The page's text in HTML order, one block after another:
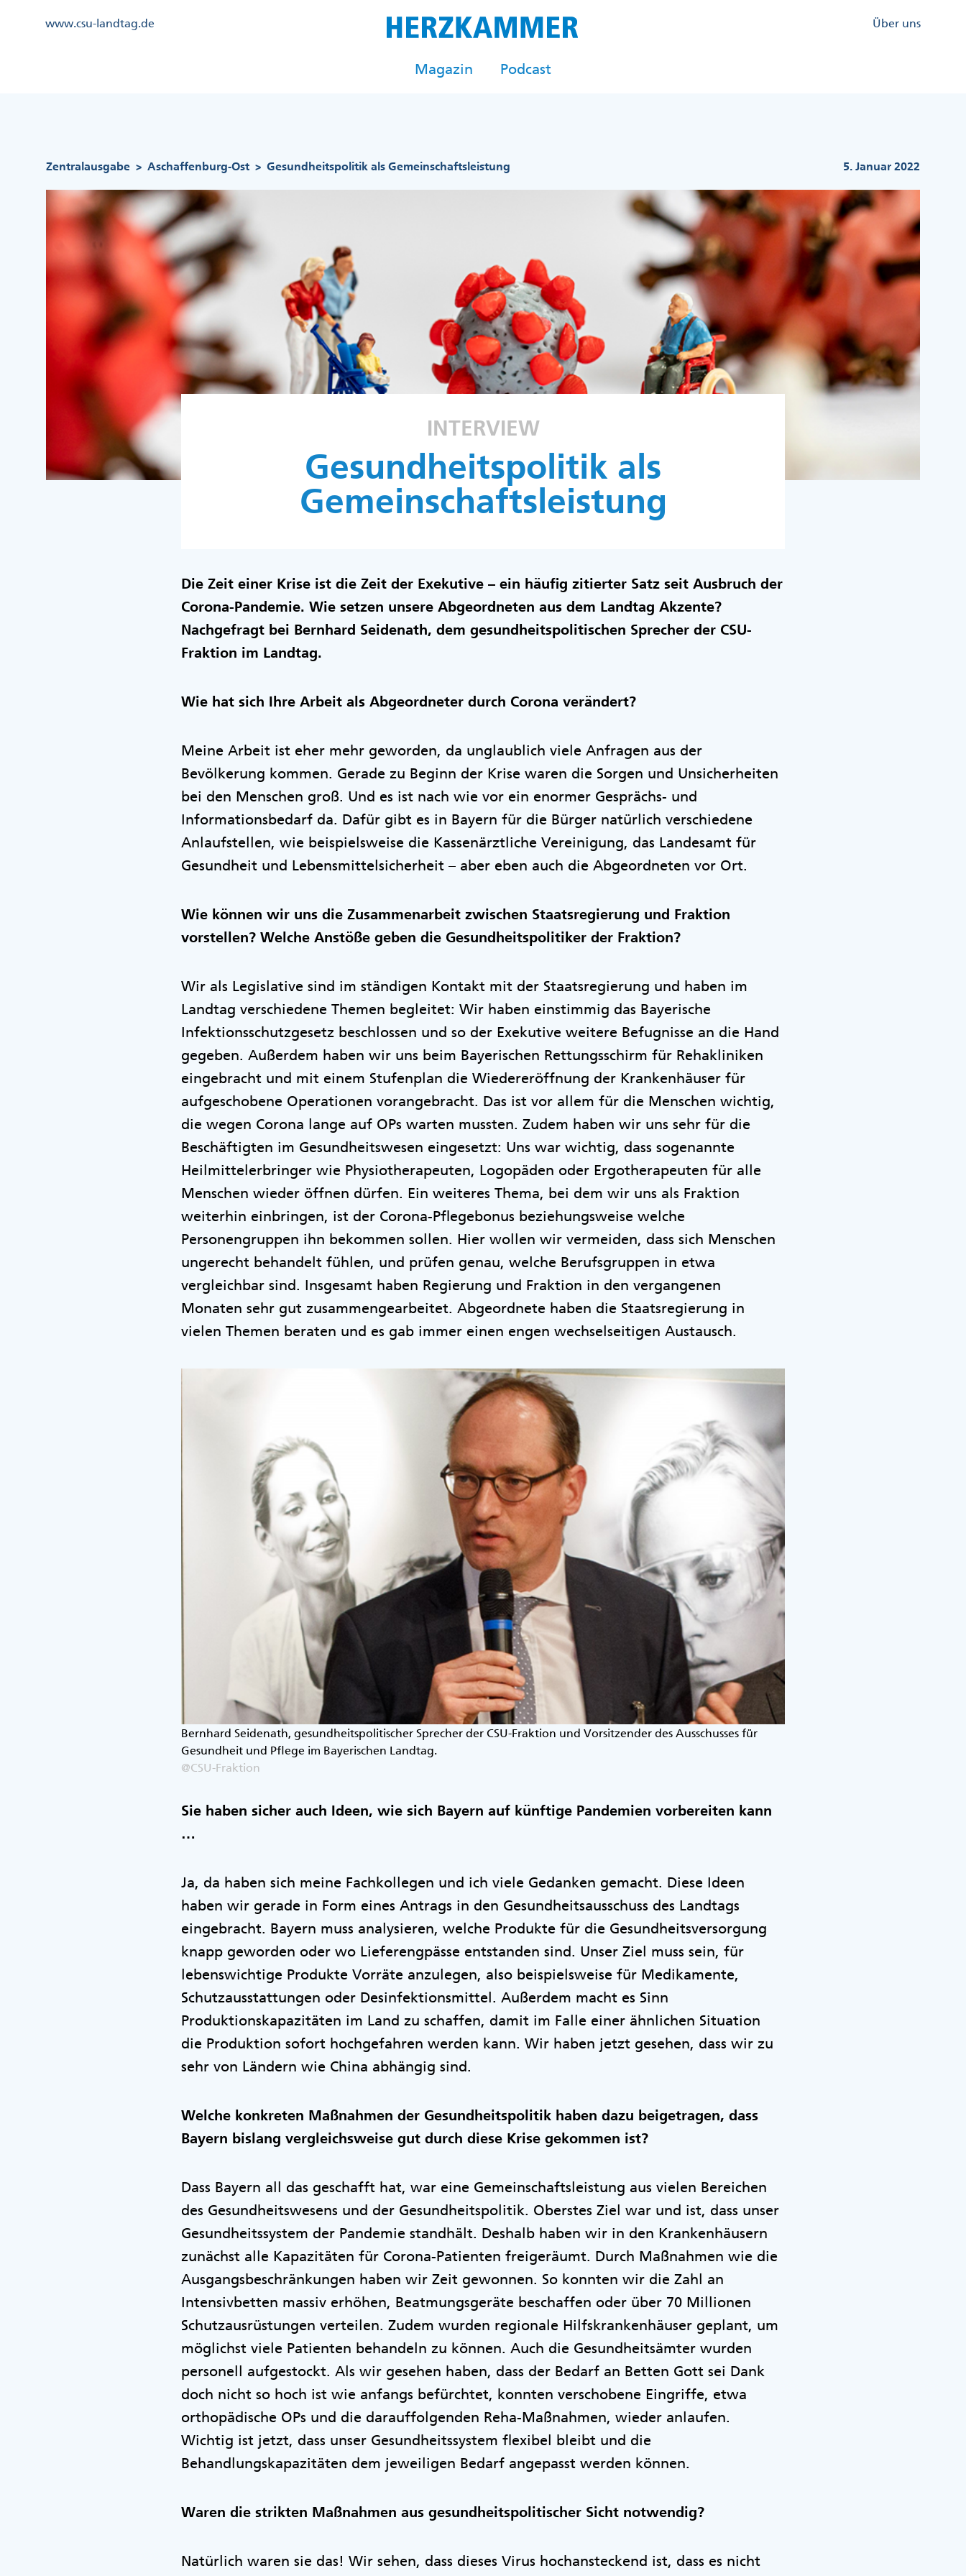
Kopfzeile
www.csu-landtag.de
Kopfzeile
Über uns
Magazin Podcast
Zentralausgabe > Aschaffenburg-Ost > Gesundheitspolitik als Gemeinschaftsleistung 5. Januar 2022
INTERVIEW
Gesundheitspolitik als
Gemeinschaftsleistung
Die Zeit einer Krise ist die Zeit der Exekutive – ein häufig zitierter Satz seit Ausbruch der
Corona-Pandemie. Wie setzen unsere Abgeordneten aus dem Landtag Akzente?
Nachgefragt bei Bernhard Seidenath, dem gesundheitspolitischen Sprecher der CSU-
Fraktion im Landtag.
Wie hat sich Ihre Arbeit als Abgeordneter durch Corona verändert?
Meine Arbeit ist eher mehr geworden, da unglaublich viele Anfragen aus der
Bevölkerung kommen. Gerade zu Beginn der Krise waren die Sorgen und Unsicherheiten
bei den Menschen groß. Und es ist nach wie vor ein enormer Gesprächs- und
Informationsbedarf da. Dafür gibt es in Bayern für die Bürger natürlich verschiedene
Anlaufstellen, wie beispielsweise die Kassenärztliche Vereinigung, das Landesamt für
Gesundheit und Lebensmittelsicherheit – aber eben auch die Abgeordneten vor Ort.
Wie können wir uns die Zusammenarbeit zwischen Staatsregierung und Fraktion
vorstellen? Welche Anstöße geben die Gesundheitspolitiker der Fraktion?
Wir als Legislative sind im ständigen Kontakt mit der Staatsregierung und haben im
Landtag verschiedene Themen begleitet: Wir haben einstimmig das Bayerische
Infektionsschutzgesetz beschlossen und so der Exekutive weitere Befugnisse an die Hand
gegeben. Außerdem haben wir uns beim Bayerischen Rettungsschirm für Rehakliniken
eingebracht und mit einem Stufenplan die Wiedereröffnung der Krankenhäuser für
aufgeschobene Operationen vorangebracht. Das ist vor allem für die Menschen wichtig,
die wegen Corona lange auf OPs warten mussten. Zudem haben wir uns sehr für die
Beschäftigten im Gesundheitswesen eingesetzt: Uns war wichtig, dass sogenannte
Heilmittelerbringer wie Physiotherapeuten, Logopäden oder Ergotherapeuten für alle
Menschen wieder öffnen dürfen. Ein weiteres Thema, bei dem wir uns als Fraktion
weiterhin einbringen, ist der Corona-Pflegebonus beziehungsweise welche
Personengruppen ihn bekommen sollen. Hier wollen wir vermeiden, dass sich Menschen
ungerecht behandelt fühlen, und prüfen genau, welche Berufsgruppen in etwa
vergleichbar sind. Insgesamt haben Regierung und Fraktion in den vergangenen
Monaten sehr gut zusammengearbeitet. Abgeordnete haben die Staatsregierung in
vielen Themen beraten und es gab immer einen engen wechselseitigen Austausch.
Bernhard Seidenath, gesundheitspolitischer Sprecher der CSU-Fraktion und Vorsitzender des Ausschusses für
Gesundheit und Pflege im Bayerischen Landtag.
@CSU-Fraktion
Sie haben sicher auch Ideen, wie sich Bayern auf künftige Pandemien vorbereiten kann
…
Ja, da haben sich meine Fachkollegen und ich viele Gedanken gemacht. Diese Ideen
haben wir gerade in Form eines Antrags in den Gesundheitsausschuss des Landtags
eingebracht. Bayern muss analysieren, welche Produkte für die Gesundheitsversorgung
knapp geworden oder wo Lieferengpässe entstanden sind. Unser Ziel muss sein, für
lebenswichtige Produkte Vorräte anzulegen, also beispielsweise für Medikamente,
Schutzausstattungen oder Desinfektionsmittel. Außerdem macht es Sinn
Produktionskapazitäten im Land zu schaffen, damit im Falle einer ähnlichen Situation
die Produktion sofort hochgefahren werden kann. Wir haben jetzt gesehen, dass wir zu
sehr von Ländern wie China abhängig sind.
Welche konkreten Maßnahmen der Gesundheitspolitik haben dazu beigetragen, dass
Bayern bislang vergleichsweise gut durch diese Krise gekommen ist?
Dass Bayern all das geschafft hat, war eine Gemeinschaftsleistung aus vielen Bereichen
des Gesundheitswesens und der Gesundheitspolitik. Oberstes Ziel war und ist, dass unser
Gesundheitssystem der Pandemie standhält. Deshalb haben wir in den Krankenhäusern
zunächst alle Kapazitäten für Corona-Patienten freigeräumt. Durch Maßnahmen wie die
Ausgangsbeschränkungen haben wir Zeit gewonnen. So konnten wir die Zahl an
Intensivbetten massiv erhöhen, Beatmungsgeräte beschaffen oder über 70 Millionen
Schutzausrüstungen verteilen. Zudem wurden regionale Hilfskrankenhäuser geplant, um
möglichst viele Patienten behandeln zu können. Auch die Gesundheitsämter wurden
personell aufgestockt. Als wir gesehen haben, dass der Bedarf an Betten Gott sei Dank
doch nicht so hoch ist wie anfangs befürchtet, konnten verschobene Eingriffe, etwa
orthopädische OPs und die darauffolgenden Reha-Maßnahmen, wieder anlaufen.
Wichtig ist jetzt, dass unser Gesundheitssystem flexibel bleibt und die
Behandlungskapazitäten dem jeweiligen Bedarf angepasst werden können.
Waren die strikten Maßnahmen aus gesundheitspolitischer Sicht notwendig?
Natürlich waren sie das! Wir sehen, dass dieses Virus hochansteckend ist, dass es nicht